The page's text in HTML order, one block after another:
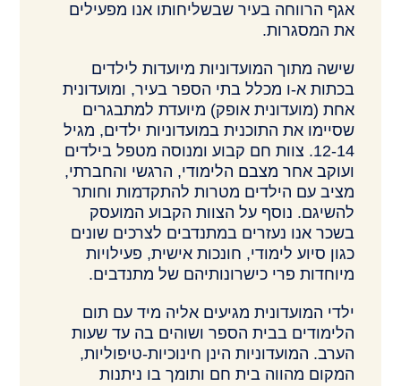
אגף הרווחה בעיר שבשליחותו אנו מפעילים
את המסגרות.
שישה מתוך המועדוניות מיועדות לילדים
בכתות א-ו מכלל בתי הספר בעיר, ומועדונית
אחת (מועדונית אופק) מיועדת למתבגרים
שסיימו את התוכנית במועדוניות ילדים, מגיל
12-14. צוות חם קבוע ומנוסה מטפל בילדים
ועוקב אחר מצבם הלימודי, הרגשי והחברתי,
מציב עם הילדים מטרות להתקדמות וחותר
להשיגם. נוסף על הצוות הקבוע המועסק
בשכר אנו נעזרים במתנדבים לצרכים שונים
כגון סיוע לימודי, חונכות אישית, פעילויות
מיוחדות פרי כישרונותיהם של מתנדבים.
ילדי המועדונית מגיעים אליה מיד עם תום
הלימודים בבית הספר ושוהים בה עד שעות
הערב. המועדוניות הינן חינוכיות-טיפוליות,
המקום מהווה בית חם ותומך בו ניתנות